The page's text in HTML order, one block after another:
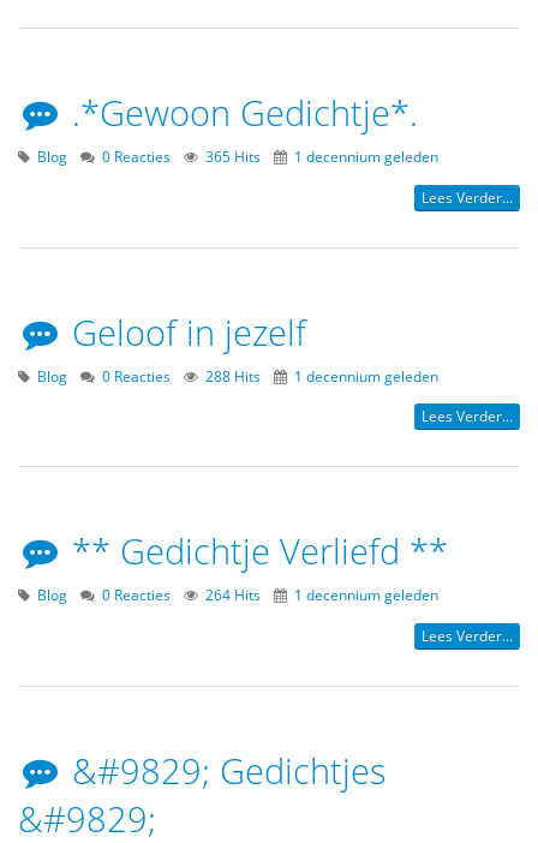
.*Gewoon Gedichtje*.
Blog 0 Reacties 365 Hits 1 decennium geleden
Lees Verder...
Geloof in jezelf
Blog 0 Reacties 288 Hits 1 decennium geleden
Lees Verder...
** Gedichtje Verliefd **
Blog 0 Reacties 264 Hits 1 decennium geleden
Lees Verder...
&#9829; Gedichtjes
&#9829;